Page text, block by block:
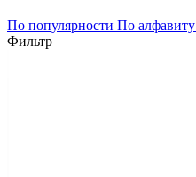
По популярности По алфавиту
Фильтр